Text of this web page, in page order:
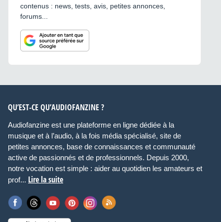
contenus : news, tests, avis, petites annonces,
forums...
QU’EST-CE QU’AUDIOFANZINE ?
Audiofanzine est une plateforme en ligne dédiée à la
musique et à l’audio, à la fois média spécialisé, site de
petites annonces, base de connaissances et communauté
active de passionnés et de professionnels. Depuis 2000,
notre vocation est simple : aider au quotidien les amateurs et
prof... Lire la suite